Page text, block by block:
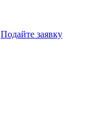
Подайте заявку